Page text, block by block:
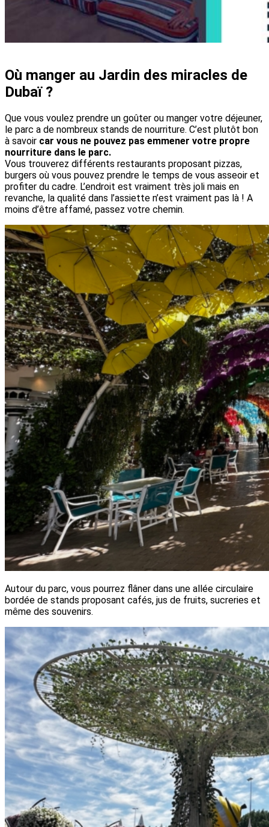
Où manger au Jardin des miracles de
Dubaï ?
Que vous voulez prendre un goûter ou manger votre déjeuner,
le parc a de nombreux stands de nourriture. C’est plutôt bon
à savoir car vous ne pouvez pas emmener votre propre
nourriture dans le parc.
Vous trouverez différents restaurants proposant pizzas,
burgers où vous pouvez prendre le temps de vous asseoir et
profiter du cadre. L’endroit est vraiment très joli mais en
revanche, la qualité dans l’assiette n’est vraiment pas là ! A
moins d’être affamé, passez votre chemin.
Autour du parc, vous pourrez flâner dans une allée circulaire
bordée de stands proposant cafés, jus de fruits, sucreries et
même des souvenirs.